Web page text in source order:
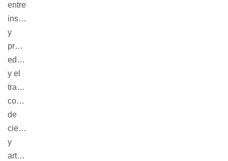
entre
institucionales
y
proyectos
educativos
y el
trabajo
concreto
de
científicos
y
artistas